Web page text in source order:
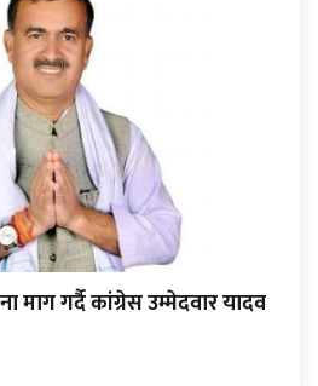
गर्दै कांग्रेस उम्मेदवार यादव